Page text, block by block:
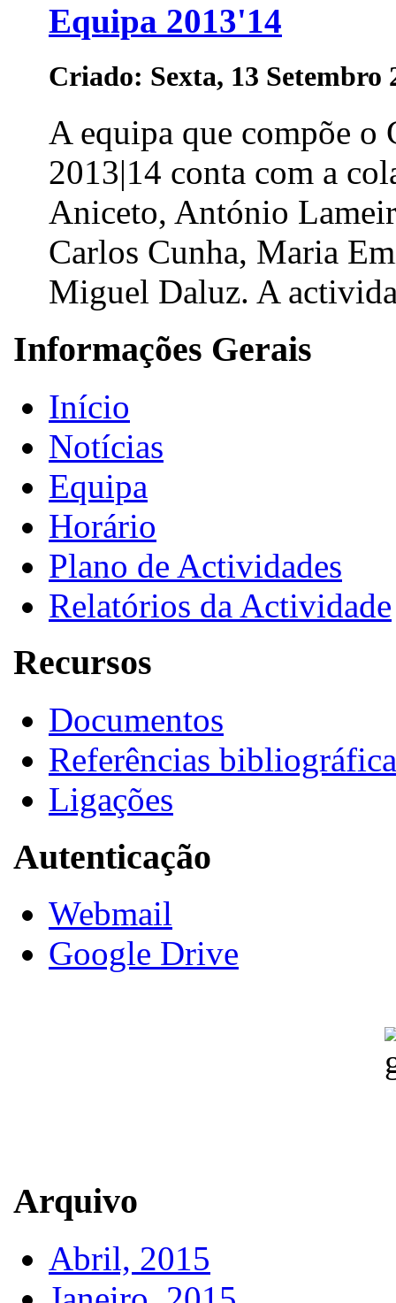
Equipa 2013'14
Criado: Sexta, 13 Setembro
A equipa que compõe o
2013|14 conta com a
Aniceto, António
Carlos Cunha, Maria
Miguel Daluz. A
Informações Gerais
Início
Notícias
Equipa
Horário
Plano de Actividades
Relatórios da Actividade
Recursos
Documentos
Referências
Ligações
Autenticação
Webmail
Google Drive
Arquivo
Abril, 2015